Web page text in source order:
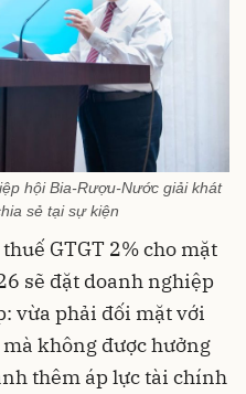
hội Bia-Rượu-Nước giải khát
sẻ tại sự kiện
GTGT 2% cho mặt
sẽ đặt doanh nghiệp
vừa phải đối mặt với
không được hưởng
thêm áp lực tài chính